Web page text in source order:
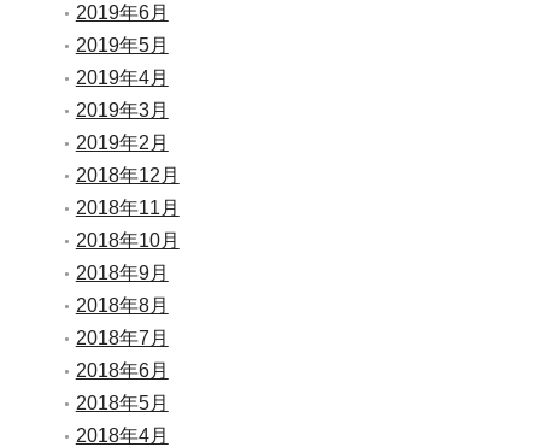
2019年6月
2019年5月
2019年4月
2019年3月
2019年2月
2018年12月
2018年11月
2018年10月
2018年9月
2018年8月
2018年7月
2018年6月
2018年5月
2018年4月